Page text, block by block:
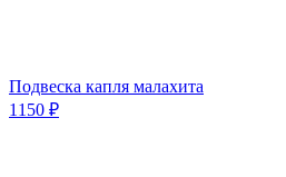
Подвеска капля малахита
1150 ₽